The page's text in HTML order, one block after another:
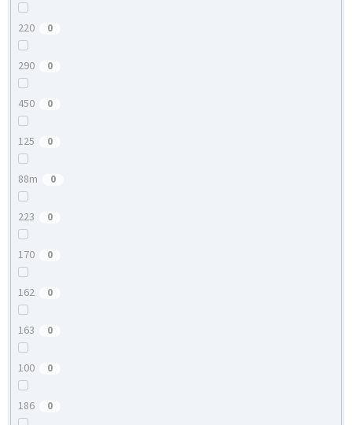
220 0
290 0
450 0
125 0
88m 0
223 0
170 0
162 0
163 0
100 0
186 0